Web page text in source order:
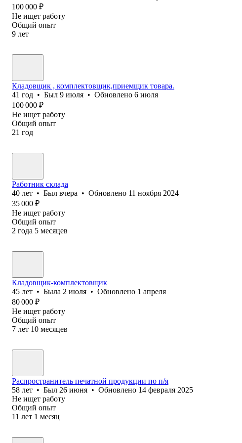
100 000 ₽
Не ищет работу
Общий опыт
9 лет
Кладовщик , комплектовщик,приемщик товара.
41 год • Был 9 июля • Обновлено 6 июля
100 000 ₽
Не ищет работу
Общий опыт
21 год
Работник склада
40 лет • Был вчера • Обновлено 11 ноября 2024
35 000 ₽
Не ищет работу
Общий опыт
2 года 5 месяцев
Кладовщик-комплектовщик
45 лет • Была 2 июля • Обновлено 1 апреля
80 000 ₽
Не ищет работу
Общий опыт
7 лет 10 месяцев
Распространитель печатной продукции по п/я
58 лет • Был 26 июня • Обновлено 14 февраля 2025
Не ищет работу
Общий опыт
11 лет 1 месяц